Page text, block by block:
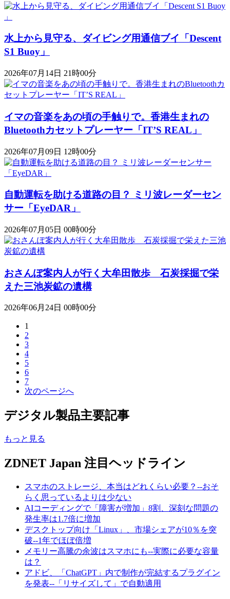
水上から見守る、ダイビング用通信ブイ「Descent
S1 Buoy​​」
2026年07月14日 21時00分
イマの音楽をあの頃の手触りで。香港生まれの
Bluetoothカセットプレーヤー「IT’S REAL」
2026年07月09日 12時00分
自動運転を助ける道路の目？ ミリ波レーダーセン
サー「EyeDAR」
2026年07月05日 00時00分
おさんぽ案内人が行く大牟田散歩 石炭採掘で栄
えた三池炭鉱の遺構
2026年06月24日 00時00分
1
2
3
4
5
6
7
次のページへ
デジタル製品主要記事
もっと見る
ZDNET Japan 注目ヘッドライン
スマホのストレージ、本当はどれくらい必要？--おそ
らく思っているよりは少ない
AIコーディングで「障害が増加」8割、深刻な問題の
発生率は1.7倍に増加
デスクトップ向け「Linux」、市場シェアが10％を突
破--1年でほぼ倍増
メモリー高騰の余波はスマホにも--実際に必要な容量
は？
アドビ、「ChatGPT」内で制作が完結するプラグイン
を発表--「リサイズして」で自動適用